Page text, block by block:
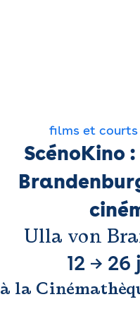
films et
ScénoKino
Ulla von
12 → 26
à la